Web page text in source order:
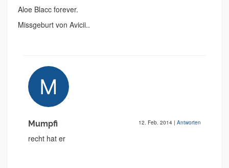
Aloe Blacc forever.
Missgeburt von Avicii..
Mumpfi 12. Feb. 2014 | Antworten
recht hat er